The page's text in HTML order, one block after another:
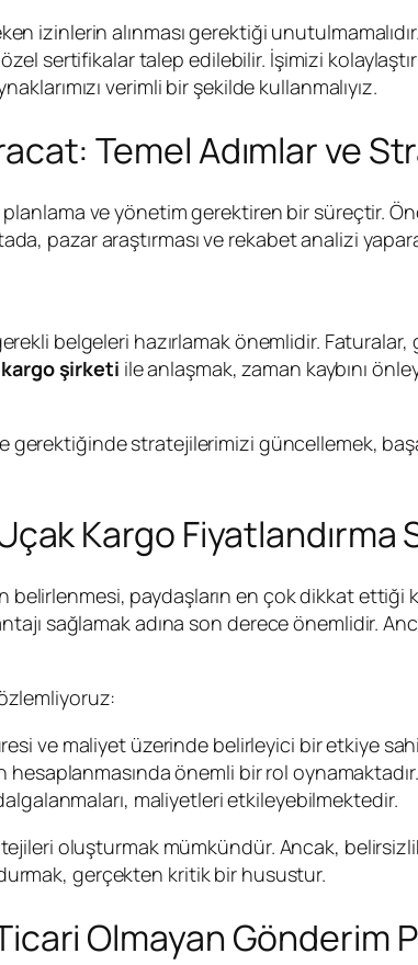
izinlerin alınması gerektiği
sertifikalar talep edilebilir. İşimizi
verimli bir şekilde kullanmalıyız.
Temel Adımlar ve
ve yönetim gerektiren bir süreçtir.
pazar araştırması ve rekabet analizi
belgeleri hazırlamak önemlidir.
kargo şirketi ile anlaşmak, zaman kaybını
stratejilerimizi güncellemek,
Kargo Fiyatlandırma
belirlenmesi, paydaşların en çok dikkat ettiği
sağlamak adına son derece önemlidir.
ve maliyet üzerinde belirleyici bir etkiye
hesaplanmasında önemli bir rol oynamaktadır.
maliyetleri etkileyebilmektedir.
oluşturmak mümkündür. Ancak,
gerçekten kritik bir husustur.
Olmayan Gönderim